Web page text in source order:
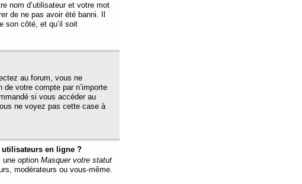
nom d’utilisateur et votre mot
de ne pas avoir été banni. Il
son côté, et qu’il soit
au forum, vous ne
votre compte par n’importe
si vous accéder au
ne voyez pas cette case à
utilisateurs en ligne ?
une option Masquer votre statut
modérateurs ou vous-même.